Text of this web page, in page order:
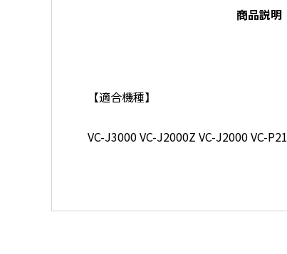
商品説明
【適合機種】
VC-J3000 VC-J2000Z VC-J2000 VC-